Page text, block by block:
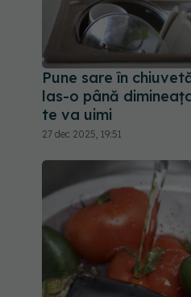
Pune sare în
las-o până
te va uimi
27 dec 2025, 19:51